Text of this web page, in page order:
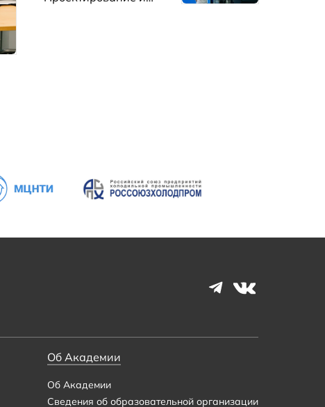
Об Академии
Об Академии
Сведения об образовательной организации